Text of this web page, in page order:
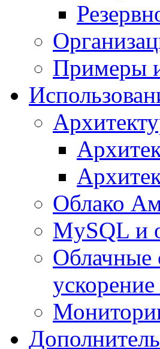
Примеры
Облако
MySQL и
Облачные